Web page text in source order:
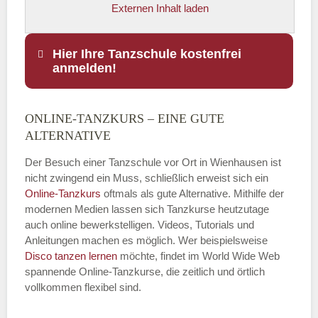
Externen Inhalt laden
Hier Ihre Tanzschule kostenfrei
anmelden!
Name
E-Mail*
Name der Tanzschule
ONLINE-TANZKURS – EINE GUTE
ALTERNATIVE
Der Besuch einer Tanzschule vor Ort in Wienhausen ist
nicht zwingend ein Muss, schließlich erweist sich ein
Online-Tanzkurs oftmals als gute Alternative. Mithilfe der
modernen Medien lassen sich Tanzkurse heutzutage
auch online bewerkstelligen. Videos, Tutorials und
Anleitungen machen es möglich. Wer beispielsweise
Disco tanzen lernen möchte, findet im World Wide Web
spannende Online-Tanzkurse, die zeitlich und örtlich
vollkommen flexibel sind.